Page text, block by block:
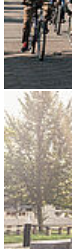
Go to slide 7
Go to slide 8
Go to slide 9
Zurück
Forschung
von morgen
12/12/2025
Vertreter der
Konferenz in Polen